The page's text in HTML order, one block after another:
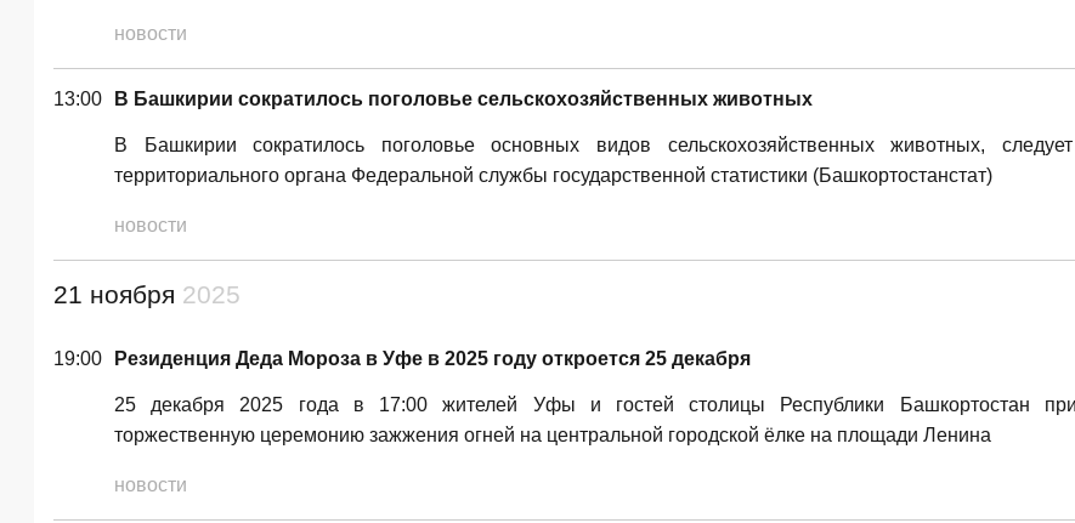
новости
13:00 В Башкирии сократилось поголовье сельскохозяйственных животных
В Башкирии сократилось поголовье основных видов сельскохозяйственных животных,
территориального органа Федеральной службы государственной статистики (Башкортостанстат)
новости
21 ноября 2025
19:00 Резиденция Деда Мороза в Уфе в 2025 году откроется 25 декабря
25 декабря 2025 года в 17:00 жителей Уфы и гостей столицы Республики Башкортостан
торжественную церемонию зажжения огней на центральной городской ёлке на площади Ленина
новости